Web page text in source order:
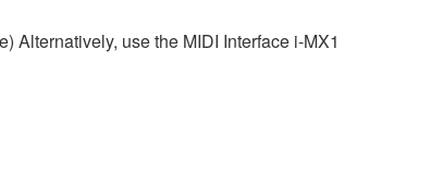
Alternatively, use the MIDI Interface i-MX1